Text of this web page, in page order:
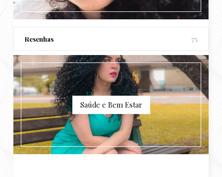
Resenhas 75
Saúde e Bem Estar